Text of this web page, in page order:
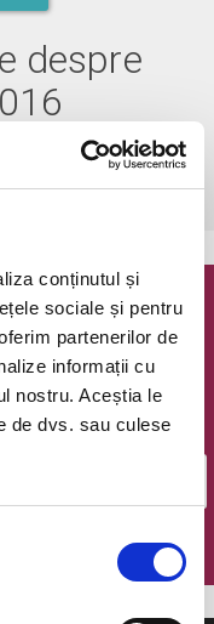
conținutul și
sociale și pentru
partenerilor de
informații cu
nostru. Aceștia le
de dvs. sau culese
despre
pe harta
cu cele mai noi